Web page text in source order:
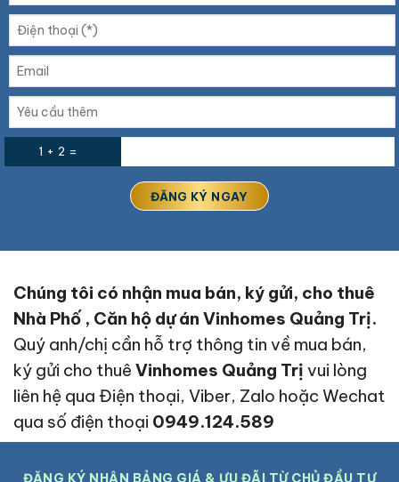
1 + 2 =
Chúng tôi có nhận mua bán, ký gửi, cho thuê
Nhà Phố , Căn hộ dự án Vinhomes Quảng Trị.
Quý anh/chị cần hỗ trợ thông tin về mua bán,
ký gửi cho thuê Vinhomes Quảng Trị vui lòng
liên hệ qua Điện thoại, Viber, Zalo hoặc Wechat
qua số điện thoại 0949.124.589
ĐĂNG KÝ NHẬN BẢNG GIÁ & ƯU ĐÃI TỪ CHỦ ĐẦU TƯ